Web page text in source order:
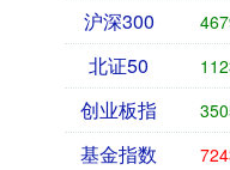
沪深300
北证50
创业板指
基金指数